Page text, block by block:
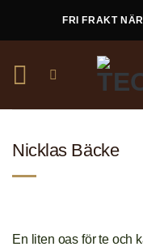
FRI FRAKT
Nicklas Bäcke
En liten oas för te och